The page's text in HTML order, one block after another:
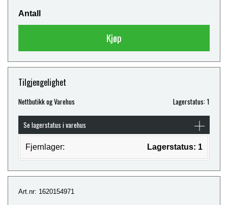
Antall
Kjøp
Tilgjengelighet
Nettbutikk og Varehus Lagerstatus: 1
Se lagerstatus i varehus
Fjernlager: Lagerstatus: 1
Art.nr: 1620154971